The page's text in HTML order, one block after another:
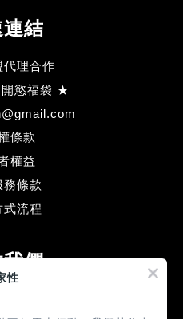
結
代理合作
慾福袋 ★
條款
權益
務條款
式流程
我們
性